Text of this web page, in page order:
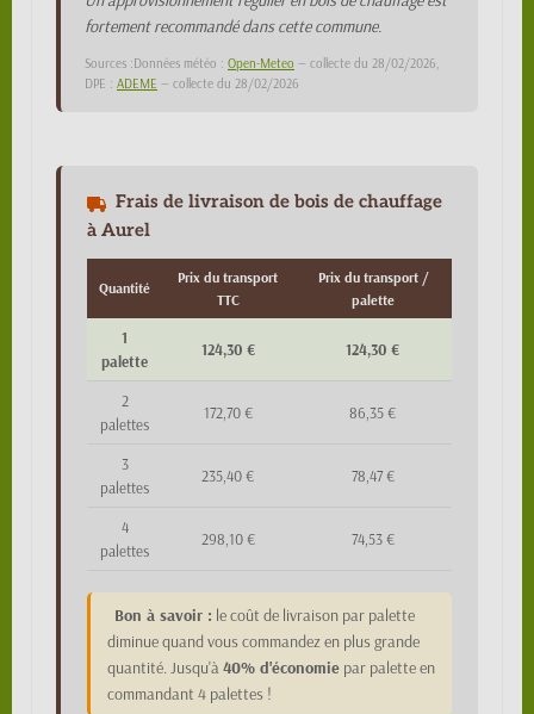
fortement recommandé dans cette commune.
Sources :Données météo : Open-Meteo — collecte du 28/02/2026,
DPE : ADEME — collecte du 28/02/2026
Frais de livraison de bois de chauffage
à Aurel
Quantité
Prix du transport
TTC
Prix du transport /
palette
1
palette
124,30 € 124,30 €
2
palettes
172,70 € 86,35 €
3
palettes
235,40 € 78,47 €
4
palettes
298,10 € 74,53 €
Bon à savoir : le coût de livraison par palette
diminue quand vous commandez en plus grande
quantité. Jusqu'à40% d'économie par palette en
commandant 4 palettes !